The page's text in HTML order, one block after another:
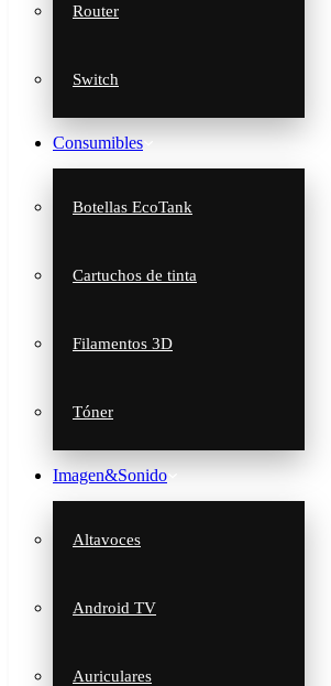
Router
Switch
Consumibles
Botellas EcoTank
Cartuchos de tinta
Filamentos 3D
Tóner
Imagen&Sonido
Altavoces
Android TV
Auriculares